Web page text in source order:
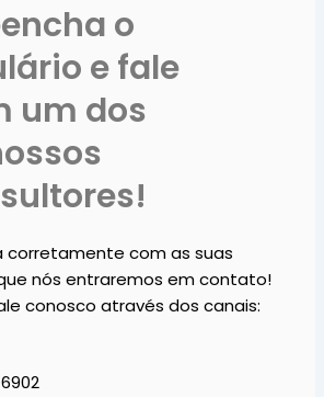
o
e fale
um dos
corretamente com as suas
nós entraremos em contato!
conosco através dos canais: